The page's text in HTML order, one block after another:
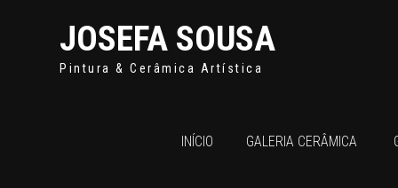
JOSEFA SOUSA
Pintura & Cerâmica Artística
INÍCIO GALERIA CERÂMICA